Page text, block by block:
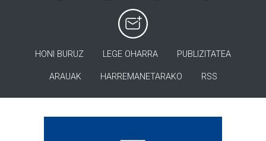
HONI BURUZ LEGE OHARRA PUBLIZITATEA
ARAUAK HARREMANETARAKO RSS